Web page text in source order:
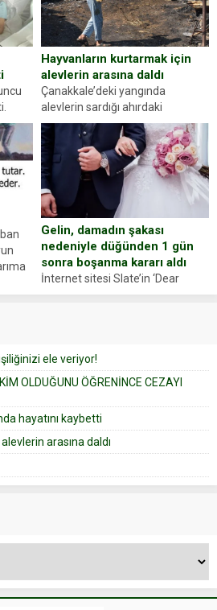
Abdurrahman Ö.nün verdiği
evraklarda eksik olduğunu...
Hayvanların kurtarmak için
alevlerin arasına daldı
Çanakkale’deki yangında
alevlerin sardığı ahırdaki
hayvanlarını kurtarmak isteyen
Zeki Demir (66) ölümden döndü.
Yüzünde ve ellerinde yanıklar
oluşan Demir, kâbus dolu anları
anlattı… Merkeze bağlı...
Gelin, damadın şakası
nedeniyle düğünden 1 gün
sonra boşanma kararı aldı
İnternet sitesi Slate’in ‘Dear
Prudence’ isimli tavsiye köşesine
yapıştırdığı için düğünden...
ele veriyor!
OLDUĞUNU ÖĞRENİNCE CEZAYI
hayatını kaybetti
arasına daldı